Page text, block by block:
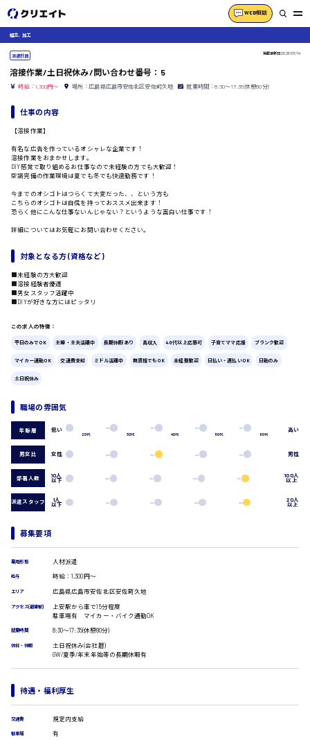
WEB相談
製造・軽作業・物流系
組立、加工
ピッキング・仕分け
フォークリフト
介護・医療系
介護職
看護助手
オフィスワーク系
データ入力
総務事務
受付事務
医療事務
IT・クリエイティブ系
CADオペレーター
校正・編集
システムエンジニア
広島市東区
広島市南区
広島市西区
広島市佐伯区
広島市安佐南区
組立、加工
派遣社員 掲載更新日2026/07/14
溶接作業/土日祝休み/問い合わせ番号：5
時給：1,300円～ 場所：広島県広島市安佐北区安佐町久地 就業時間：8:30〜17:35(休憩80分)
仕事の内容
【溶接作業】
有名な広告を作っているオシャレな企業です！
溶接作業をおまかせします。
DIY感覚で取り組めるお仕事なので未経験の方でも大歓迎！
空調完備の作業環境は夏でも冬でも快適勤務です！
今までのオシゴトはつらくて大変だった、、という方も
こちらのオシゴトは自信を持っておススメ出来ます！
恐らく他にこんな仕事ないんじゃない？というような面白い仕事です！
詳細についてはお気軽にお問い合わせください。
対象となる方 (資格など)
■未経験の方大歓迎
■溶接経験者優遇
■男女スタッフ活躍中
■DIYが好きな方にはピッタリ
この求人の特徴：
平日のみでOK 主婦・主夫活躍中 長期休暇あり 高収入 40代以上応募可 子育てママ応援 ブランク歓迎
マイカー通勤OK 交通費支給 ミドル活躍中 無資格でもOK 未経験歓迎 日払い・週払いOK 日勤のみ
土日祝休み
職場の雰囲気
年齢層 低い
20代 30代 40代 50代 60代
高い
男女比 女性 男性
部署人数 10人
以下
100人
以上
派遣スタッフ 1人
以下
20人
以上
募集要項
雇用形態 人材派遣
給与 時給：1,300円～
エリア 広島県広島市安佐北区安佐町久地
アクセス(最寄駅)
上安駅から車で15分程度
駐車場有 マイカー・バイク通勤OK
就業時間 8:30〜17:35(休憩80分)
休日・休暇
土日祝休み(会社暦)
GW/夏季/年末年始等の長期休暇有
待遇・福利厚生
交通費 規定内支給
駐車場 有